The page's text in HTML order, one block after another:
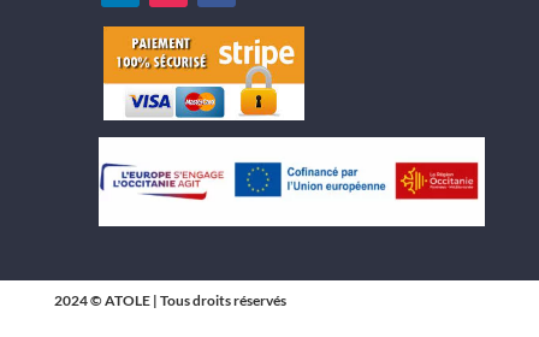
2024 © ATOLE | Tous droits réservés